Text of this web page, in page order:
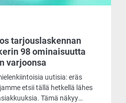
tarjouslaskennan
98 ominaisuutta
varjoonsa
uutisia: eräs
etsii tällä hetkellä lähes
Tämä näkyy